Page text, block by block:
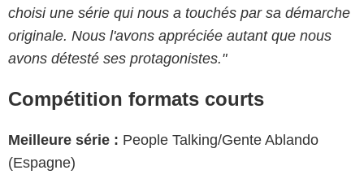
choisi une série qui nous a touchés par sa démarche
originale. Nous l'avons appréciée autant que nous
avons détesté ses protagonistes."
Compétition formats courts
Meilleure série : People Talking/Gente Ablando
(Espagne)